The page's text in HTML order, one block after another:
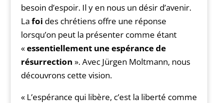
besoin d’espoir. Il y en nous un désir d’avenir.
La foi des chrétiens offre une réponse
lorsqu’on peut la présenter comme étant
«essentiellement une espérance de
résurrection ». Avec Jürgen Moltmann, nous
découvrons cette vision.
« L’espérance qui libère, c’est la liberté comme